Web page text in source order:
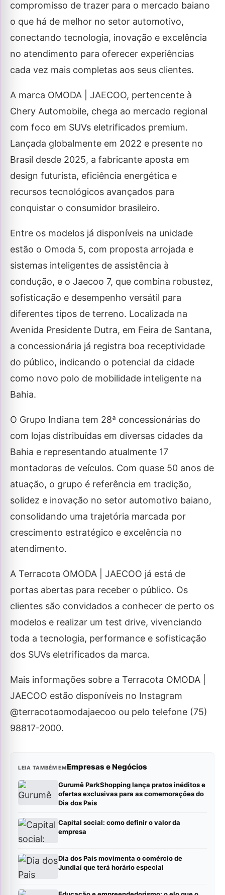
compromisso de trazer para o mercado baiano
o que há de melhor no setor automotivo,
conectando tecnologia, inovação e excelência
no atendimento para oferecer experiências
cada vez mais completas aos seus clientes.
A marca OMODA | JAECOO, pertencente à
Chery Automobile, chega ao mercado regional
com foco em SUVs eletrificados premium.
Lançada globalmente em 2022 e presente no
Brasil desde 2025, a fabricante aposta em
design futurista, eficiência energética e
recursos tecnológicos avançados para
conquistar o consumidor brasileiro.
Entre os modelos já disponíveis na unidade
estão o Omoda 5, com proposta arrojada e
sistemas inteligentes de assistência à
condução, e o Jaecoo 7, que combina robustez,
sofisticação e desempenho versátil para
diferentes tipos de terreno. Localizada na
Avenida Presidente Dutra, em Feira de Santana,
a concessionária já registra boa receptividade
do público, indicando o potencial da cidade
como novo polo de mobilidade inteligente na
Bahia.
O Grupo Indiana tem 28ª concessionárias do
com lojas distribuídas em diversas cidades da
Bahia e representando atualmente 17
montadoras de veículos. Com quase 50 anos de
atuação, o grupo é referência em tradição,
solidez e inovação no setor automotivo baiano,
consolidando uma trajetória marcada por
crescimento estratégico e excelência no
atendimento.
A Terracota OMODA | JAECOO já está de
portas abertas para receber o público. Os
clientes são convidados a conhecer de perto os
modelos e realizar um test drive, vivenciando
toda a tecnologia, performance e sofisticação
dos SUVs eletrificados da marca.
Mais informações sobre a Terracota OMODA |
JAECOO estão disponíveis no Instagram
@terracotaomodajaecoo ou pelo telefone (75)
98817-2000.
LEIA TAMBÉM EMEmpresas e Negócios
Gurumê ParkShopping lança pratos inéditos e
ofertas exclusivas para as comemorações do
Dia dos Pais
Capital social: como definir o valor da
empresa
Dia dos Pais movimenta o comércio de
Jundiaí que terá horário especial